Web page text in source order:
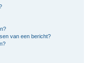
van een bericht?